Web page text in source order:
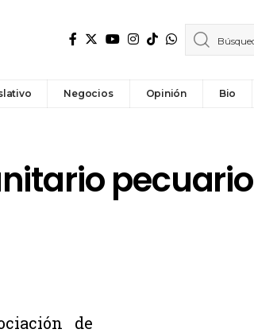
Negocios Opinión Bio
pecuario
de